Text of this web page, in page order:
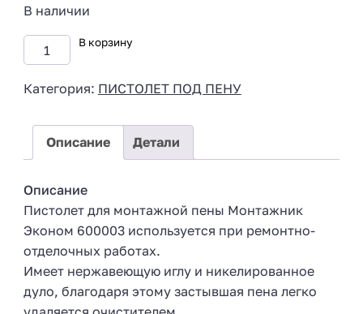
В наличии
В корзину
Категория: ПИСТОЛЕТ ПОД ПЕНУ
Описание Детали
Описание
Пистолет для монтажной пены Монтажник
Эконом 600003 используется при ремонтно-
отделочных работах.
Имеет нержавеющую иглу и никелированное
дуло, благодаря этому застывшая пена легко